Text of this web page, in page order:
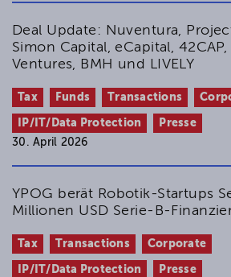
Deal Update: Nuventura,
Simon Capital, eCapital,
Ventures, BMH und LIVELY
Tax Funds Transactions
IP/IT/Data Protection
Presse
30. April 2026
YPOG berät Robotik-Startups
Millionen USD Serie-B-
Tax Transactions Corporate
IP/IT/Data Protection
Presse